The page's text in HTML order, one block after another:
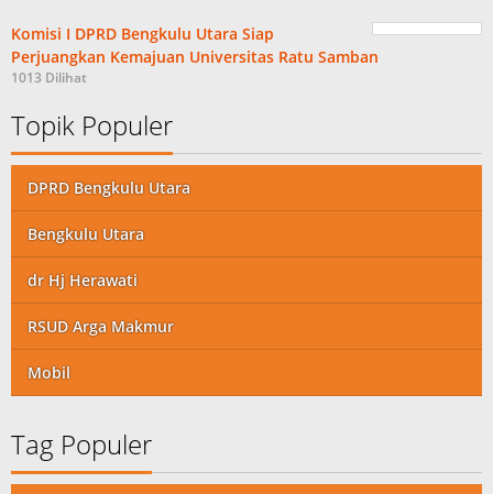
Komisi I DPRD Bengkulu Utara Siap
Perjuangkan Kemajuan Universitas Ratu Samban
1013 Dilihat
Topik Populer
DPRD Bengkulu Utara
Bengkulu Utara
dr Hj Herawati
RSUD Arga Makmur
Mobil
Tag Populer